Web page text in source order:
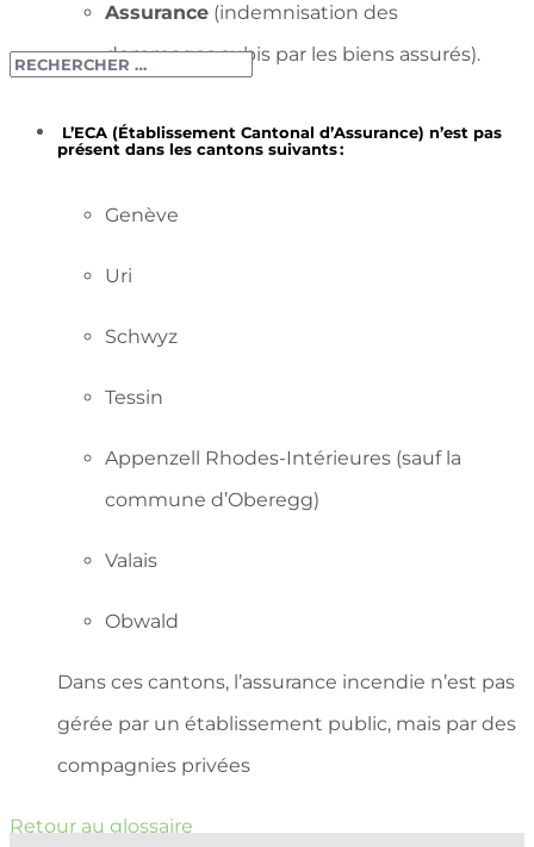
Assurance (indemnisation des
dommages subis par les biens assurés).
L’ECA (Établissement Cantonal d’Assurance) n’est pas
présent dans les cantons suivants :
Genève
Uri
Schwyz
Tessin
Appenzell Rhodes-Intérieures (sauf la
commune d’Oberegg)
Valais
Obwald
Dans ces cantons, l’assurance incendie n’est pas
gérée par un établissement public, mais par des
compagnies privées
Retour au glossaire